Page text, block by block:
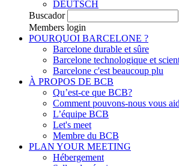
DEUTSCH
Buscador
Members login
POURQUOI BARCELONE ?
Barcelone durable et sûre
Barcelone technologique et
Barcelone c'est beaucoup plu
À PROPOS DE BCB
Qu’est-ce que BCB?
Comment pouvons-nous vous
L’équipe BCB
Let's meet
Membre du BCB
PLAN YOUR MEETING
Hébergement